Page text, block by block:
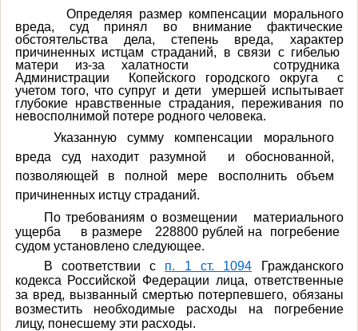
Определяя размер компенсации морального
вреда, суд принял во внимание фактические
обстоятельства дела, степень вреда, характер
причиненных истцам страданий, в связи с гибелью
матери из-за халатности сотрудника
Администрации Копейского городского округа с
учетом того, что супруг и дети умершей испытывает
глубокие нравственные страдания, переживания по
невосполнимой потере родного человека.
Указанную сумму компенсации морального
вреда суд находит разумной и обоснованной,
позволяющей в полной мере восполнить объем
причиненных истцу страданий.
По требованиям о возмещении материального
ущерба в размере 228800 рублей на погребение
судом установлено следующее.
В соответствии с п. 1 ст. 1094 Гражданского
кодекса Российской Федерации лица, ответственные
за вред, вызванный смертью потерпевшего, обязаны
возместить необходимые расходы на погребение
лицу, понесшему эти расходы.